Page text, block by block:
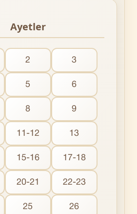
Ayetler
2 3
5 6
8 9
11-12 13
15-16 17-18
20-21 22-23
25 26